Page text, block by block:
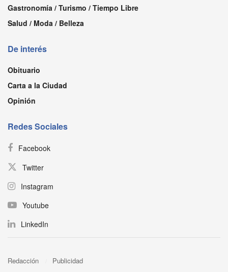
Gastronomía / Turismo / Tiempo Libre
Salud / Moda / Belleza
De interés
Obituario
Carta a la Ciudad
Opinión
Redes Sociales
Facebook
Twitter
Instagram
Youtube
LinkedIn
Redacción Publicidad